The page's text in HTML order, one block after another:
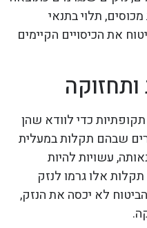
תלוי בתנאי
את הכיסויים הקיימים
כדי לוודא שהן
שבהם תקלות במעלית
עשויות להיות
אלו גרמו לנזק
לא יכסה את הנזק,